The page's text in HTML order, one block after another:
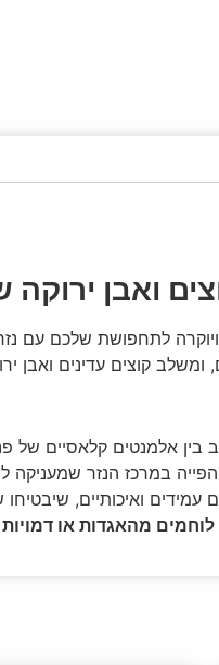
ואבן
לתחפושת שלכם עם
ומשלב קוצים עדינים ואבן
בין אלמנטים קלאסיים של
במרכז הנזר
עמידים ואיכותיים, שיבטיחו
מהאגדות או